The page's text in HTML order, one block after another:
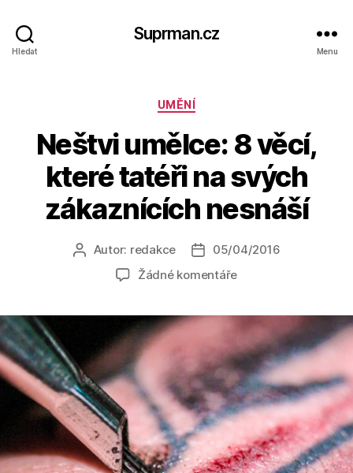
Hledat
Suprman.cz
Menu
Rubriky
UMĚNÍ
Neštvi umělce: 8 věcí,
které tatéři na svých
zákaznících nesnáší
Autor
příspěvku
Autor: redakce
Datum
příspěvku
05/04/2016
Žádné komentářeu
názvem
Neštvi
umělce:
8
věcí,
které
tatéři
na
svých